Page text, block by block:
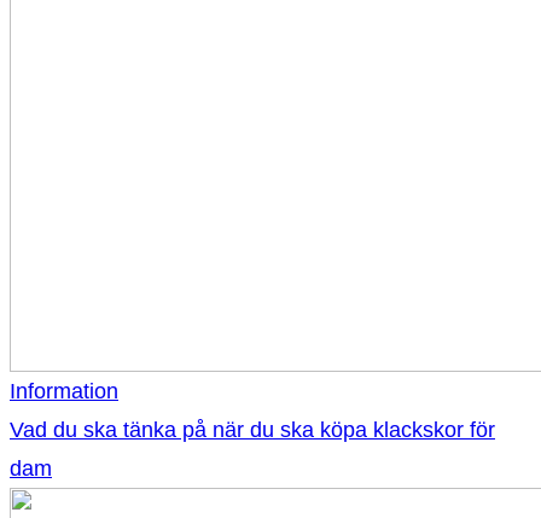
Information
Vad du ska tänka på när du ska köpa klackskor för
dam